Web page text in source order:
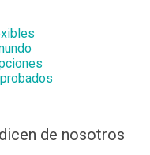
de nosotros